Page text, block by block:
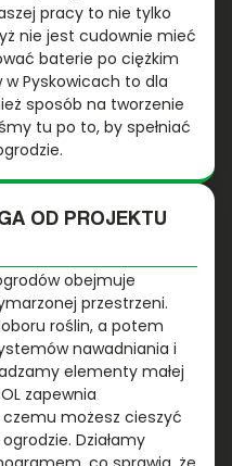
pracy to nie tylko
nie jest cudownie mieć
baterie po ciężkim
Pyskowicach to dla
sposób na tworzenie
tu po to, by spełniać
OD PROJEKTU
obejmuje
przestrzeni.
roślin, a potem
nawadniania i
elementy małej
zapewnia
czemu możesz cieszyć
Działamy